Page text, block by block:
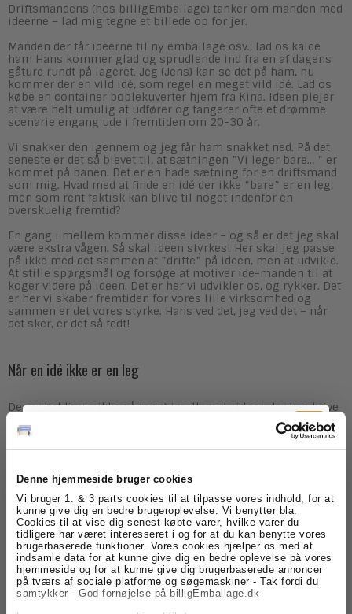
Denne hjemmeside bruger cookies
Vi bruger 1. & 3 parts cookies til at tilpasse vores indhold, for at
kunne give dig en bedre brugeroplevelse. Vi benytter bla.
Cookies til at vise dig senest købte varer, hvilke varer du
tidligere har været interesseret i og for at du kan benytte vores
brugerbaserede funktioner. Vores cookies hjælper os med at
indsamle data for at kunne give dig en bedre oplevelse på vores
hjemmeside og for at kunne give dig brugerbaserede annoncer
på tværs af sociale platforme og søgemaskiner - Tak fordi du
samtykker - God fornøjelse på billigEmballage.dk
Driftsmandens (hos billigEmballage) tanker om manden med
ideerne – lad mig tegne et billede op for jer.
Manden der får ideerne til ny emballage osv., lad os kalde
ham Hans kommer glad og sprudlende ind fra en af dagens
gåture rundt på lageret. Jeg (Jens) kan se det på ham, nu
kommer der en vild idé, som regel en meget vild idé. Lad os
købe en container boblekuverter hjem fra Kina. Ideen plejer
at være helt umulig at udfører og tangerer ofte et drømme
scenarie engang ude i fremtiden om 20-30 år.
Vi snakker den igennem og jeg får ham snakket ned. På det
seneste er det så blevet til, at sætningen ”Vi leger bare… ” er
kommet på banen. Det er en hade sætning for en driftsmand
som mig. Hvad med at finde en idé der ikke ”bare” er en leg,
men som rent faktisk kan blive til noget indenfor en
overskuelig fremtid?
En gang i mellem kommer disse ideer – og så er det jeg skal
være ekstra vågen. Så skal ideen styrkes! Her skal jeg passe
på ikke med det sammen at ”drifte” på ideen, men at udvikle.
At stille spørgsmål og forsøge at motiver ide-manden til at
koger videre på ideen. Det er her vi udvikler os, og rykker. Det
er her vi skaber fremtiden for vores lille virksomhed og
sammen er det vores styrke. Hans ved det, jeg ved det – når
det sker, er det så fedt!
Når en idé ikke er en leg
Der er heldigvis ikke så langt imellem de ideer, der kan blive
til noget, så derfor udvikler vi os meget. Vores fokus er på,
hvordan vi kan skabe muligheder for vores kunder.
for, når de har brug for det…
kunder?
Hvordan får vi en hurtig og nem bestillingsproces?
Hvem hos vores kunder bestiller emballagen hjem?
Hvornår skal vi tilbyde vores kunder nye typer og mere
emballage?
Som den lille spiller på markedet, vil vi gerne møde vores
kunder der hvor de er i deres pakningsprocessor. Altså sikre
Tilmeld dig
nyhedsbrevet
Få skarpe tilbud, nyheder og eksklusive
kundefordele, direkte i din indbakke.